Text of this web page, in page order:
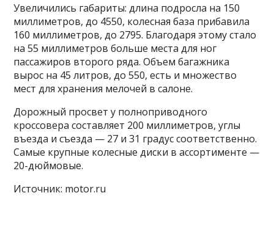
Увеличились габариты: длина подросла на 150
миллиметров, до 4550, колесная база прибавила
160 миллиметров, до 2795. Благодаря этому стало
на 55 миллиметров больше места для ног
пассажиров второго ряда. Объем багажника
вырос на 45 литров, до 550, есть и множество
мест для хранения мелочей в салоне.
Дорожный просвет у полноприводного
кроссовера составляет 200 миллиметров, углы
въезда и съезда — 27 и 31 градус соответственно.
Самые крупные колесные диски в ассортименте —
20-дюймовые.
Источник: motor.ru